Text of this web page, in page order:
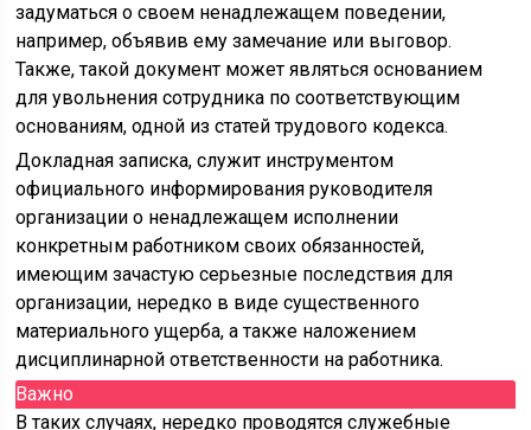
задуматься о своем ненадлежащем поведении,
например, объявив ему замечание или выговор.
Также, такой документ может являться основанием
для увольнения сотрудника по соответствующим
основаниям, одной из статей трудового кодекса.
Докладная записка, служит инструментом
официального информирования руководителя
организации о ненадлежащем исполнении
конкретным работником своих обязанностей,
имеющим зачастую серьезные последствия для
организации, нередко в виде существенного
материального ущерба, а также наложением
дисциплинарной ответственности на работника.
Важно
В таких случаях, нередко проводятся служебные